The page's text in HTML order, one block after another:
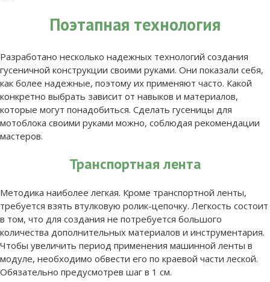
Поэтапная технология
Разработано несколько надежных технологий создания
гусеничной конструкции своими руками. Они показали себя,
как более надежные, поэтому их применяют часто. Какой
конкретно выбрать зависит от навыков и материалов,
которые могут понадобиться. Сделать гусеницы для
мотоблока своими руками можно, соблюдая рекомендации
мастеров.
Транспортная лента
Методика наиболее легкая. Кроме транспортной ленты,
требуется взять втулковую ролик-цепочку. Легкость состоит
в том, что для создания не потребуется большого
количества дополнительных материалов и инструментария.
Чтобы увеличить период применения машинной ленты в
модуле, необходимо обвести его по краевой части леской.
Обязательно предусмотрев шаг в 1 см.